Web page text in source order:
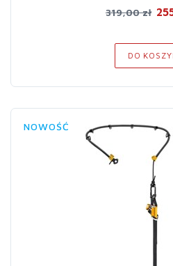
319,00 zł
DO
NOWOŚĆ